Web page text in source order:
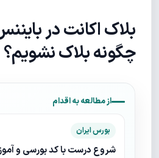
بلاک اکانت در
چگونه بلاک نشویم؟
از مطالعه به اقدام
بورس ایران
شروع درست با کد بورسی و